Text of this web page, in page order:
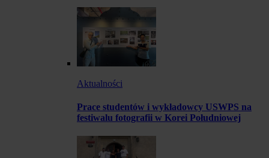
Aktualności
Prace studentów i wykładowcy USWPS na
festiwalu fotografii w Korei Południowej